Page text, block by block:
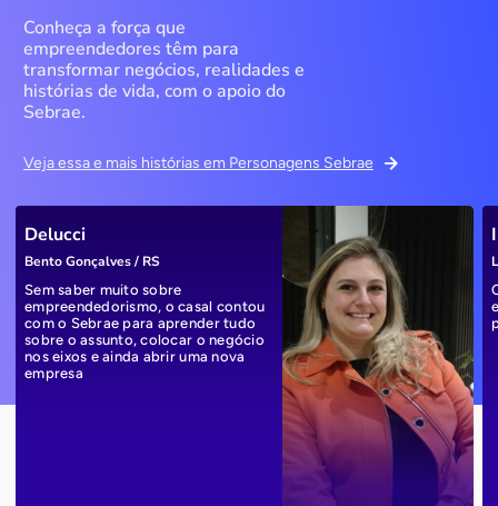
Conheça a força que
empreendedores têm para
transformar negócios, realidades e
histórias de vida, com o apoio do
Sebrae.
Veja essa e mais histórias em Personagens Sebrae
Delucci
Bento Gonçalves / RS
Sem saber muito sobre
empreendedorismo, o casal contou
com o Sebrae para aprender tudo
sobre o assunto, colocar o negócio
nos eixos e ainda abrir uma nova
empresa